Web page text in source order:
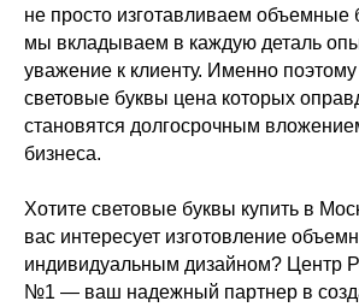
не просто изготавливаем объемные
мы вкладываем в каждую деталь
уважение к клиенту. Именно
световые буквы цена которых
становятся долгосрочным
бизнеса.
Хотите световые буквы купить в
вас интересует изготовление
индивидуальным дизайном? Центр
№1 — ваш надежный партнер в